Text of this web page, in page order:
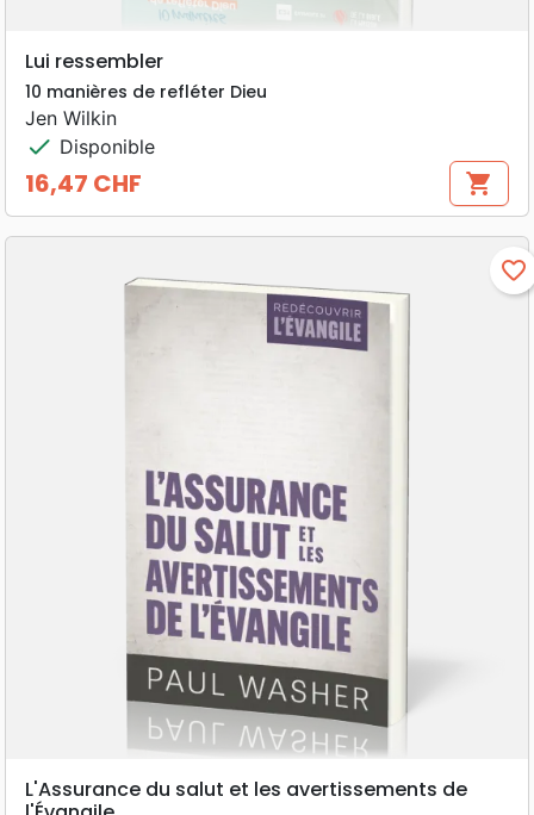
Lui ressembler
10 manières de refléter Dieu
Jen Wilkin
check Disponible
Prix
16,47 CHF shopping_cart
favorite_border
L'Assurance du salut et les avertissements de